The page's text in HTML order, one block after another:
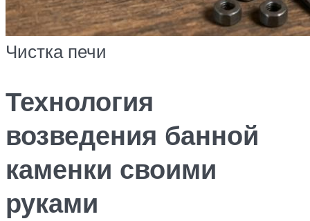
Чистка печи
Технология
возведения банной
каменки своими
руками